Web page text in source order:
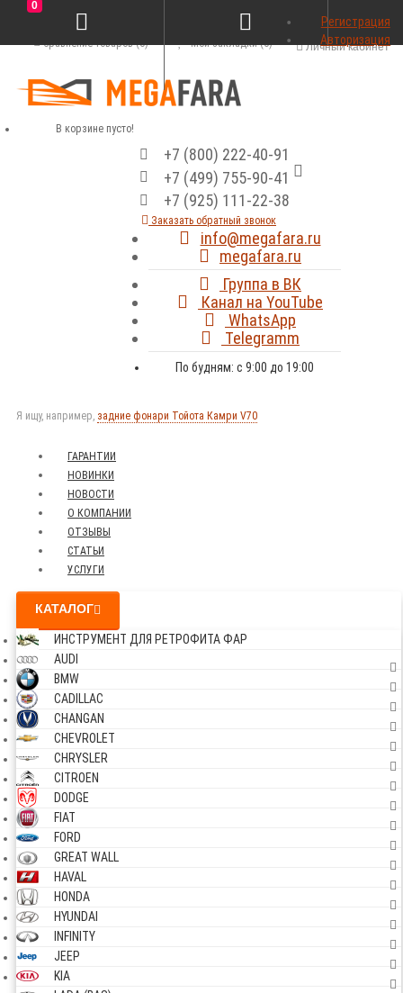
Личный кабинет
Мои закладки (0)
Сравнение товаров (0)
+7 (800) 222-40-91
+7 (499) 755-90-41
+7 (925) 111-22-38
Заказать обратный звонок
info@megafara.ru
megafara.ru
Группа в ВК
Канал на YouTube
WhatsApp
Telegramm
По будням: с 9:00 до 19:00
Я ищу, например, задние фонари Тойота Камри V70
Регистрация
Авторизация
0
В корзине пусто!
ГАРАНТИИ
НОВИНКИ
НОВОСТИ
О КОМПАНИИ
ОТЗЫВЫ
СТАТЬИ
УСЛУГИ
КАТАЛОГ
ИНСТРУМЕНТ ДЛЯ РЕТРОФИТА ФАР
AUDI
BMW
CADILLAC
CHANGAN
CHEVROLET
CHRYSLER
CITROEN
DODGE
FIAT
FORD
GREAT WALL
HAVAL
HONDA
HYUNDAI
INFINITY
JEEP
KIA